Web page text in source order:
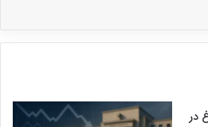
در